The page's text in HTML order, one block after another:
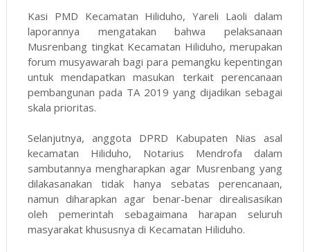
Kasi PMD Kecamatan Hiliduho, Yareli Laoli dalam
laporannya mengatakan bahwa pelaksanaan
Musrenbang tingkat Kecamatan Hiliduho, merupakan
forum musyawarah bagi para pemangku kepentingan
untuk mendapatkan masukan terkait perencanaan
pembangunan pada TA 2019 yang dijadikan sebagai
skala prioritas.
Selanjutnya, anggota DPRD Kabupaten Nias asal
kecamatan Hiliduho, Notarius Mendrofa dalam
sambutannya mengharapkan agar Musrenbang yang
dilakasanakan tidak hanya sebatas perencanaan,
namun diharapkan agar benar-benar direalisasikan
oleh pemerintah sebagaimana harapan seluruh
masyarakat khususnya di Kecamatan Hiliduho.